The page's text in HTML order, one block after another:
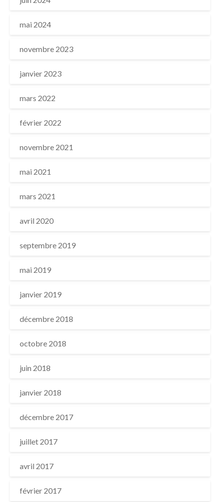
mai 2024
novembre 2023
janvier 2023
mars 2022
février 2022
novembre 2021
mai 2021
mars 2021
avril 2020
septembre 2019
mai 2019
janvier 2019
décembre 2018
octobre 2018
juin 2018
janvier 2018
décembre 2017
juillet 2017
avril 2017
février 2017